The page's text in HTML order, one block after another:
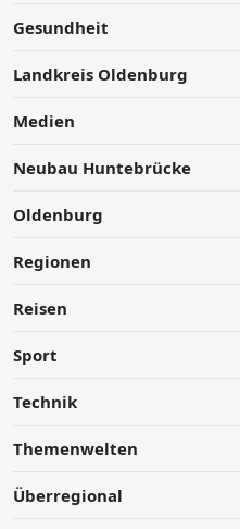
Gesundheit
Landkreis Oldenburg
Medien
Neubau Huntebrücke
Oldenburg
Regionen
Reisen
Sport
Technik
Themenwelten
Überregional